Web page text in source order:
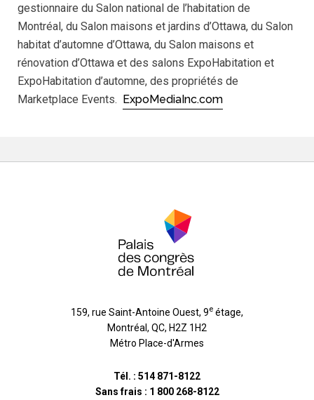
gestionnaire du Salon national de l’habitation de
Montréal, du Salon maisons et jardins d’Ottawa, du Salon
habitat d’automne d’Ottawa, du Salon maisons et
rénovation d’Ottawa et des salons ExpoHabitation et
ExpoHabitation d’automne, des propriétés de
Marketplace Events. ExpoMediaInc.com
159, rue Saint-Antoine Ouest, 9e étage,
Montréal , QC, H2Z 1H2
Métro Place-d'Armes
Tél. : 514 871-8122
Sans frais : 1 800 268-8122